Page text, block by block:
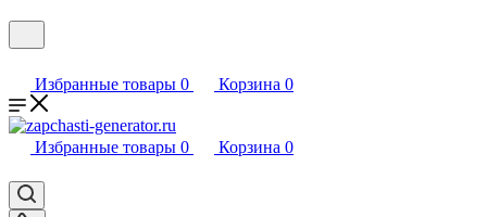
Избранные товары 0 Корзина 0
Избранные товары 0 Корзина 0